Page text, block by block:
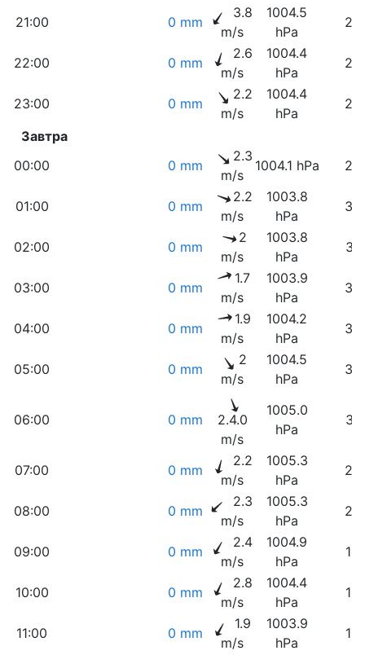
21:00 0 mm
3.8
m/s
1004.5
hPa
22:00 0 mm
2.6
m/s
1004.4
hPa
23:00 0 mm
2.2
m/s
1004.4
hPa
Завтра
00:00
0 mm
2.3
m/s
1004.1 hPa
01:00 0 mm
2.2
m/s
1003.8
hPa
02:00 0 mm
2
m/s
1003.8
hPa
03:00 0 mm
1.7
m/s
1003.9
hPa
04:00 0 mm
1.9
m/s
1004.2
hPa
05:00 0 mm
2
m/s
1004.5
hPa
06:00 0 mm
2.4.0
m/s
1005.0
hPa
07:00 0 mm
2.2
m/s
1005.3
hPa
08:00 0 mm
2.3
m/s
1005.3
hPa
09:00 0 mm
2.4
m/s
1004.9
hPa
10:00 0 mm
2.8
m/s
1004.4
hPa
11:00 0 mm
1.9
m/s
1003.9
hPa